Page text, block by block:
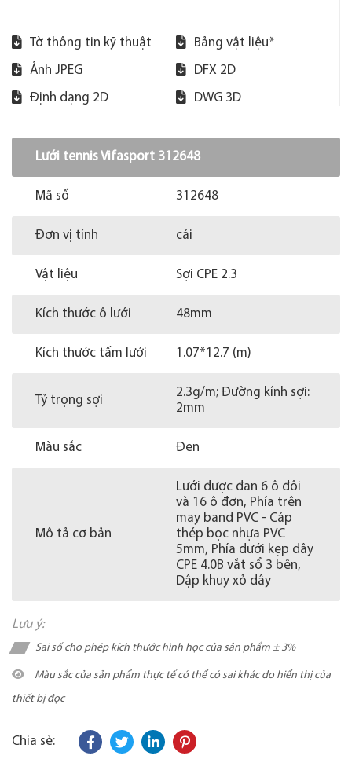
Tờ thông tin kỹ thuật Bảng vật liệu*
Ảnh JPEG DFX 2D
Định dạng 2D DWG 3D
Lưới tennis Vifasport 312648
Mã số 312648
Đơn vị tính cái
Vật liệu Sợi CPE 2.3
Kích thước ô lưới 48mm
Kích thước tấm lưới 1.07*12.7 (m)
Tỷ trọng sợi
2.3g/m; Đường kính sợi:
2mm
Màu sắc Đen
Mô tả cơ bản
Lưới được đan 6 ô đôi
và 16 ô đơn, Phía trên
may band PVC - Cáp
thép bọc nhựa PVC
5mm, Phía dưới kẹp dây
CPE 4.0B vắt sổ 3 bên,
Dập khuy xỏ dây
Lưu ý:
Sai số cho phép kích thước hình học của sản phẩm ± 3%
Màu sắc của sản phẩm thực tế có thể có sai khác do hiển thị của
thiết bị đọc
Chia sẻ: